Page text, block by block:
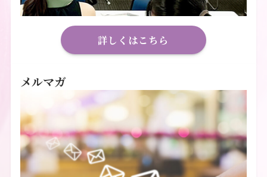
詳しくはこちら
メルマガ